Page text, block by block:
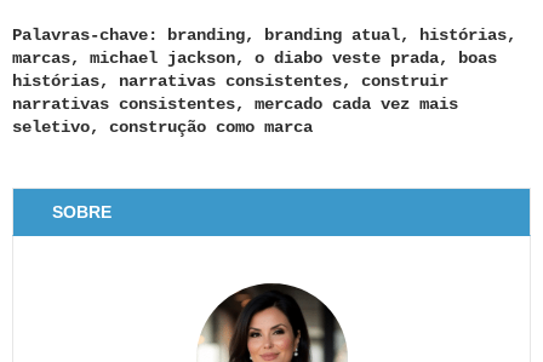
Palavras-chave: branding, branding atual, histórias,
marcas, michael jackson, o diabo veste prada, boas
histórias, narrativas consistentes, construir
narrativas consistentes, mercado cada vez mais
seletivo, construção como marca
SOBRE